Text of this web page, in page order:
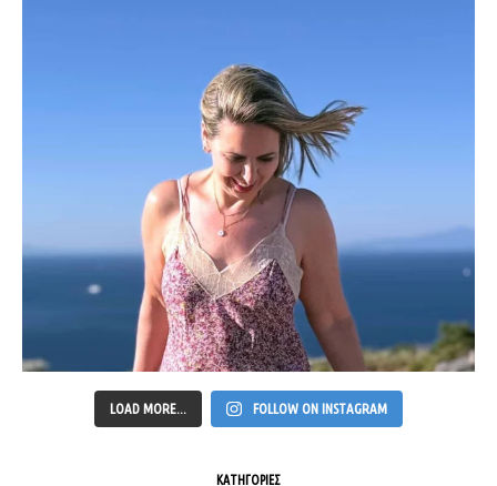
LOAD MORE... FOLLOW ON INSTAGRAM
ΚΑΤΗΓΟΡΙΕΣ